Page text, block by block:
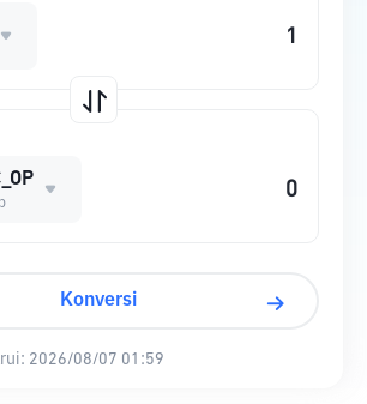
Konversi
2026/08/07 01:59